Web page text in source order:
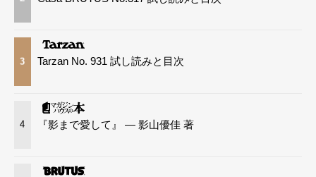
3 Tarzan No. 931 試し読みと目次
4 『影まで愛して』 — 影山優佳 著